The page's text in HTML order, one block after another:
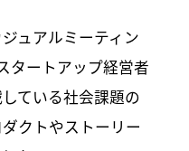
ュアルミーティン
タートアップ経営者
ている社会課題の
クトやストーリー